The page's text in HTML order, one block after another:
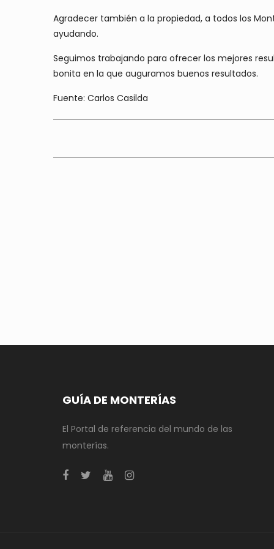
Agradecer también a la propiedad, a todos los
ayudando.
Seguimos trabajando para ofrecer los mejores
bonita en la que auguramos buenos resultados.
Fuente: Carlos Casilda
GUÍA DE MONTERÍAS
El Portal de referencia del mundo de las
monterías.